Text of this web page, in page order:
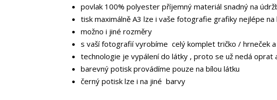
povlak 100% polyester příjemný materiál snadný na
tisk maximálně A3 lze i vaše fotografie grafiky nejlépe na
možno i jiné rozměry
s vaší fotografií vyrobíme celý komplet tričko / hrneček
technologie je vypálení do látky , proto se už nedá oprat
barevný potisk provádíme pouze na bílou látku
černý potisk lze i na jiné barvy